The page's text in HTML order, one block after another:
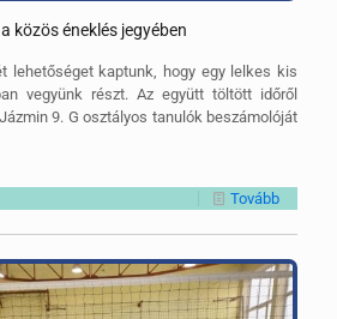
közös éneklés jegyében
lehetőséget kaptunk, hogy egy lelkes kis
vegyünk részt. Az együtt töltött időről
9. G osztályos tanulók beszámolóját
Tovább